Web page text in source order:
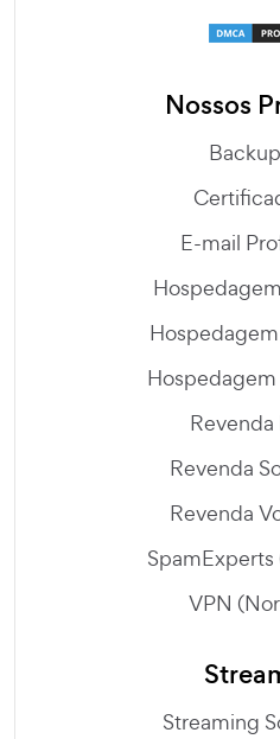
Nossos
E-mail
Hospedagem
Revenda
Revenda
VPN
Streaming